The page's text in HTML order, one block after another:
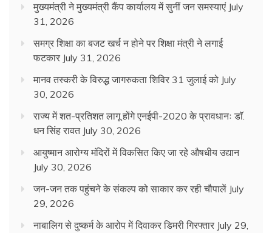
मुख्यमंत्री ने मुख्यमंत्री कैंप कार्यालय में सुनीं जन समस्याएं July
31, 2026
समग्र शिक्षा का बजट खर्च न होने पर शिक्षा मंत्री ने लगाई
फटकार July 31, 2026
मानव तस्करी के विरुद्ध जागरुकता शिविर 31 जुलाई को July
30, 2026
राज्य में शत-प्रतिशत लागू होंगे एनईपी-2020 के प्रावधानः डाॅ.
धन सिंह रावत July 30, 2026
आयुष्मान आरोग्य मंदिरों में विकसित किए जा रहे औषधीय उद्यान
July 30, 2026
जन-जन तक पहुंचने के संकल्प को साकार कर रही चौपालें July
29, 2026
नाबालिग से दुष्कर्म के आरोप में दिवाकर डिमरी गिरफ्तार July 29,